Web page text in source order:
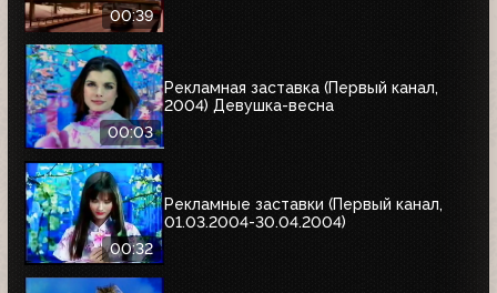
00:39
00:03
Рекламная заставка (Первый канал,
2004) Девушка-весна
00:32
Рекламные заставки (Первый канал,
01.03.2004-30.04.2004)